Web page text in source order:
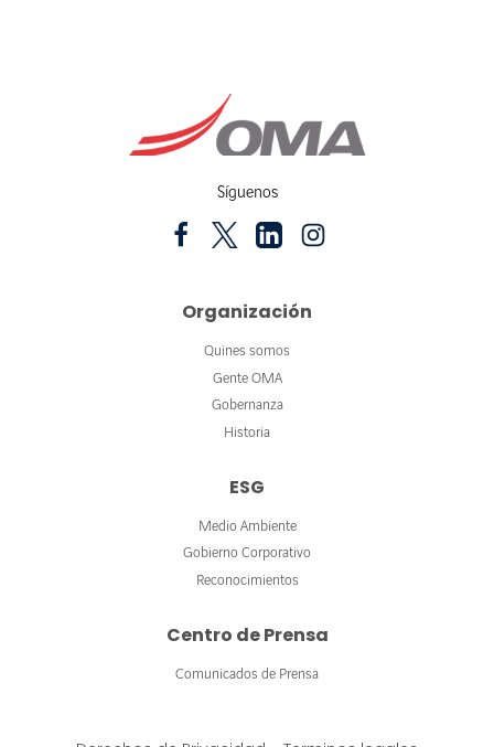
Síguenos
Organización
Quines somos
Gente OMA
Gobernanza
Historia
ESG
Medio Ambiente
Gobierno Corporativo
Reconocimientos
Centro de Prensa
Comunicados de Prensa